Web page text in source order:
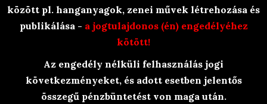
között pl. hanganyagok, zenei művek létrehozása és
publikálása - a jogtulajdonos (én) engedélyéhez
kötött!
Az engedély nélküli felhasználás jogi
következményeket, és adott esetben jelentős
összegű pénzbüntetést von maga után.
BraRit Irkái Olvasósarok
/ Lelkifurdalás